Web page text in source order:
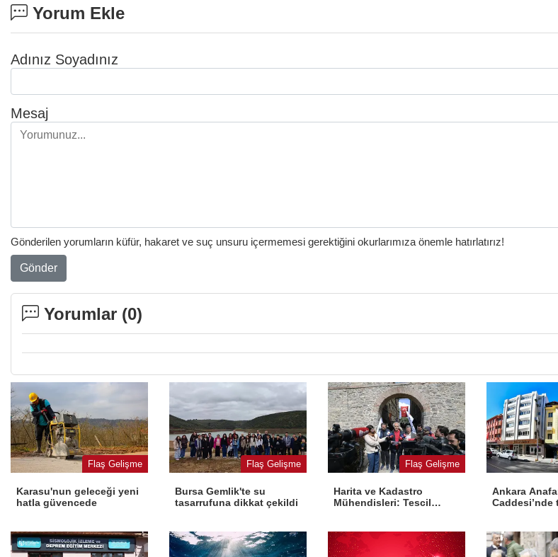
Yorum Ekle
Adınız Soyadınız
Mesaj
Gönderilen yorumların küfür, hakaret ve suç unsuru içermemesi gerektiğini okurlarımıza önemle hatırlatırız!
Gönder
Yorumlar (0)
Flaş Gelişme
Karasu'nun geleceği yeni
hatla güvencede
Flaş Gelişme
Bursa Gemlik'te su
tasarrufuna dikkat çekildi
Flaş Gelişme
Harita ve Kadastro
Mühendisleri: Tescil
Ankara
Caddesi’nde